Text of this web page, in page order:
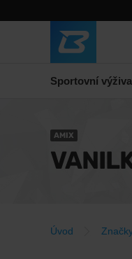
Sportovní výživa
AMIX
Úvod